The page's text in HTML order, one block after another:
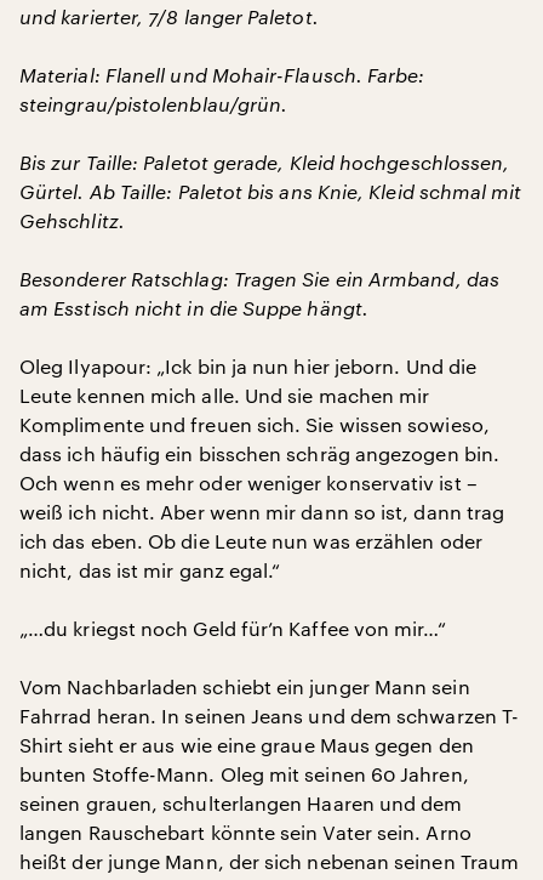
und karierter, 7/8 langer Paletot.
Material: Flanell und Mohair-Flausch. Farbe:
steingrau/pistolenblau/grün.
Bis zur Taille: Paletot gerade, Kleid hochgeschlossen,
Gürtel. Ab Taille: Paletot bis ans Knie, Kleid schmal mit
Gehschlitz.
Besonderer Ratschlag: Tragen Sie ein Armband, das
am Esstisch nicht in die Suppe hängt.
Oleg Ilyapour: „Ick bin ja nun hier jeborn. Und die
Leute kennen mich alle. Und sie machen mir
Komplimente und freuen sich. Sie wissen sowieso,
dass ich häufig ein bisschen schräg angezogen bin.
Och wenn es mehr oder weniger konservativ ist –
weiß ich nicht. Aber wenn mir dann so ist, dann trag
ich das eben. Ob die Leute nun was erzählen oder
nicht, das ist mir ganz egal.“
„…du kriegst noch Geld für’n Kaffee von mir…“
Vom Nachbarladen schiebt ein junger Mann sein
Fahrrad heran. In seinen Jeans und dem schwarzen T-
Shirt sieht er aus wie eine graue Maus gegen den
bunten Stoffe-Mann. Oleg mit seinen 60 Jahren,
seinen grauen, schulterlangen Haaren und dem
langen Rauschebart könnte sein Vater sein. Arno
heißt der junge Mann, der sich nebenan seinen Traum